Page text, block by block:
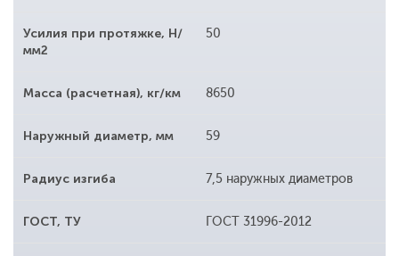
Усилия при протяжке, Н/
мм2
50
Масса (расчетная), кг/км 8650
Наружный диаметр, мм 59
Радиус изгиба 7,5 наружных диаметров
ГОСТ, ТУ ГОСТ 31996-2012